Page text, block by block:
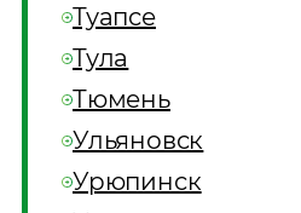
Туапсе
Тула
Тюмень
Ульяновск
Урюпинск